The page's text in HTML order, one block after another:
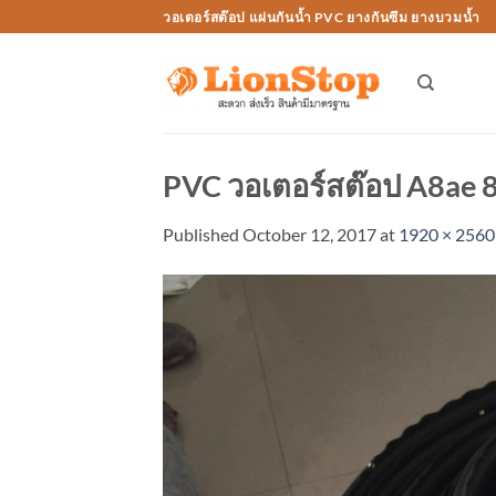
to
วอเตอร์สต๊อป แผ่นกันน้ำ PVC ยางกันซึม ยางบวมน้ำ
PVC วอเตอร์สต๊อป
Published October 12, 2017at 1920 × 2560